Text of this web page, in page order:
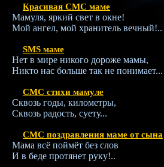
Красивая СМС маме
Мамуля, яркий свет в окне!
Мой ангел, мой хранитель вечный!..
SMS маме
Нет в мире никого дороже мамы,
Никто нас больше так не понимает...
СМС стихи мамуле
Сквозь годы, километры,
Сквозь радость, суету...
СМС поздравления маме от сына
Мама всё поймёт без слов
И в беде протянет руку!..